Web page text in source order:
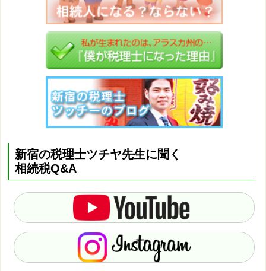
新宿の税理士ツチヤ先生に聞く
相続税Q&A